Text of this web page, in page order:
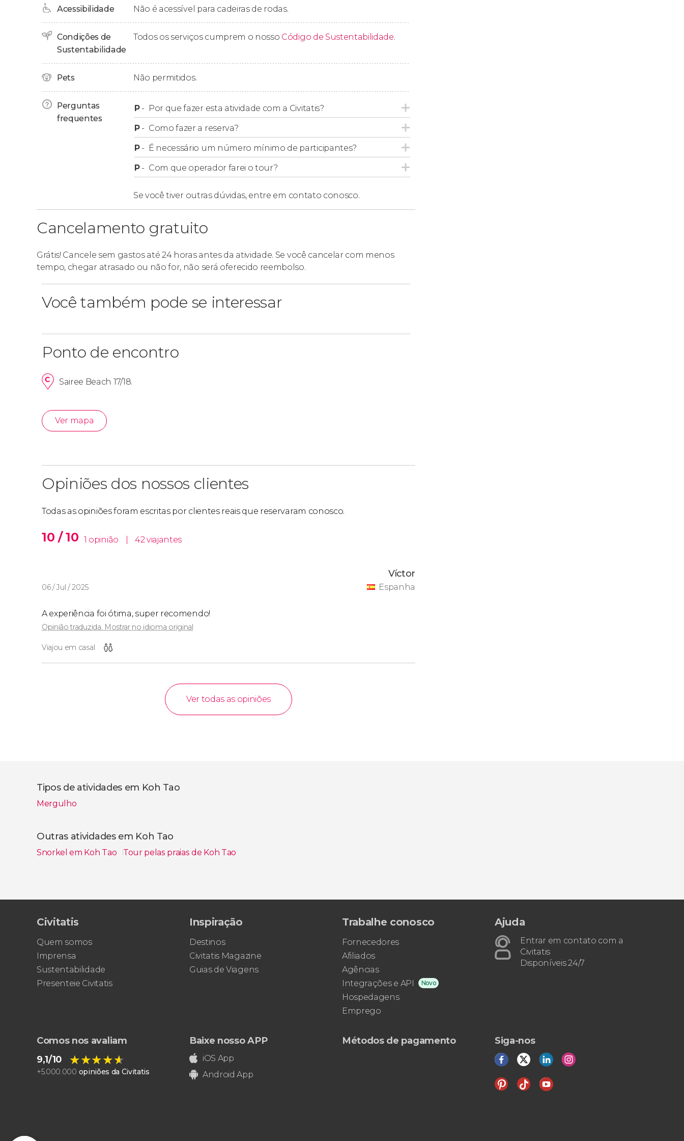
Deve levar em conta que, as crianças menores devem estar sempre acompanhadas por
um adulto.
Para poder realizar a atividade, é preferível que elas saibam nadar.
Se elas compartilharem a prancha com um adulto, poderão fazer a atividade
Acessibilidade Não é acessível para cadeiras de rodas.
Condições de
Sustentabilidade
Todos os serviços cumprem o nosso Código de Sustentabilidade.
Pets Não permitidos.
Perguntas
frequentes
P- Por que fazer esta atividade com a Civitatis?
P- Como fazer a reserva?
P- É necessário um número mínimo de participantes?
P- Com que operador farei o tour?
Se você tiver outras dúvidas, entre em contato conosco.
Cancelamento gratuito
Grátis! Cancele sem gastos até 24 horas antes da atividade. Se você cancelar com menos
tempo, chegar atrasado ou não for, não será oferecido reembolso.
Você também pode se interessar
Ponto de encontro
Sairee Beach 17/18.
Ver mapa
Opiniões dos nossos clientes
Todas as opiniões foram escritas por clientes reais que reservaram conosco.
10 / 10 1 opinião 42 viajantes
06 / Jul / 2025
Víctor
Espanha
A experiência foi ótima, super recomendo!
Opinião traduzida. Mostrar no idioma original
Viajou em casal
Ver todas as opiniões
Tipos de atividades em Koh Tao
Mergulho
Outras atividades em Koh Tao
Snorkel em Koh Tao Tour pelas praias de Koh Tao
Civitatis
Quem somos
Imprensa
Sustentabilidade
Presenteie Civitatis
Inspiração
Destinos
Civitatis Magazine
Guias de Viagens
Trabalhe conosco
Fornecedores
Afiliados
Agências
Integrações e API
Novo
Hospedagens
Emprego
Ajuda
Entrar em contato com a
Civitatis
Disponíveis 24/7
Comos nos avaliam
9,1/10
★★★★★
★★★★★
+5.000.000 opiniões da Civitatis
Baixe nosso APP
iOS App
Android App
Métodos de pagamento Siga-nos